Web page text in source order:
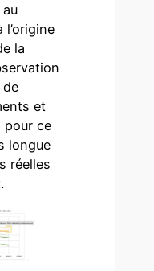
la
et
pour ce
longue
réelles